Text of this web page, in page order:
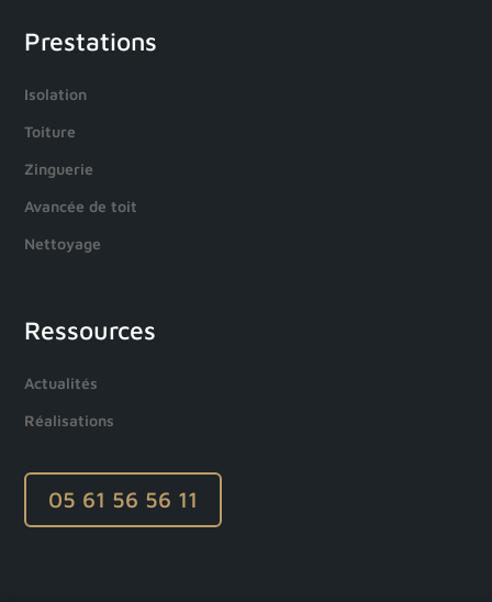
Prestations
Isolation
Toiture
Zinguerie
Avancée de toit
Nettoyage
Ressources
Actualités
Réalisations
05 61 56 56 11